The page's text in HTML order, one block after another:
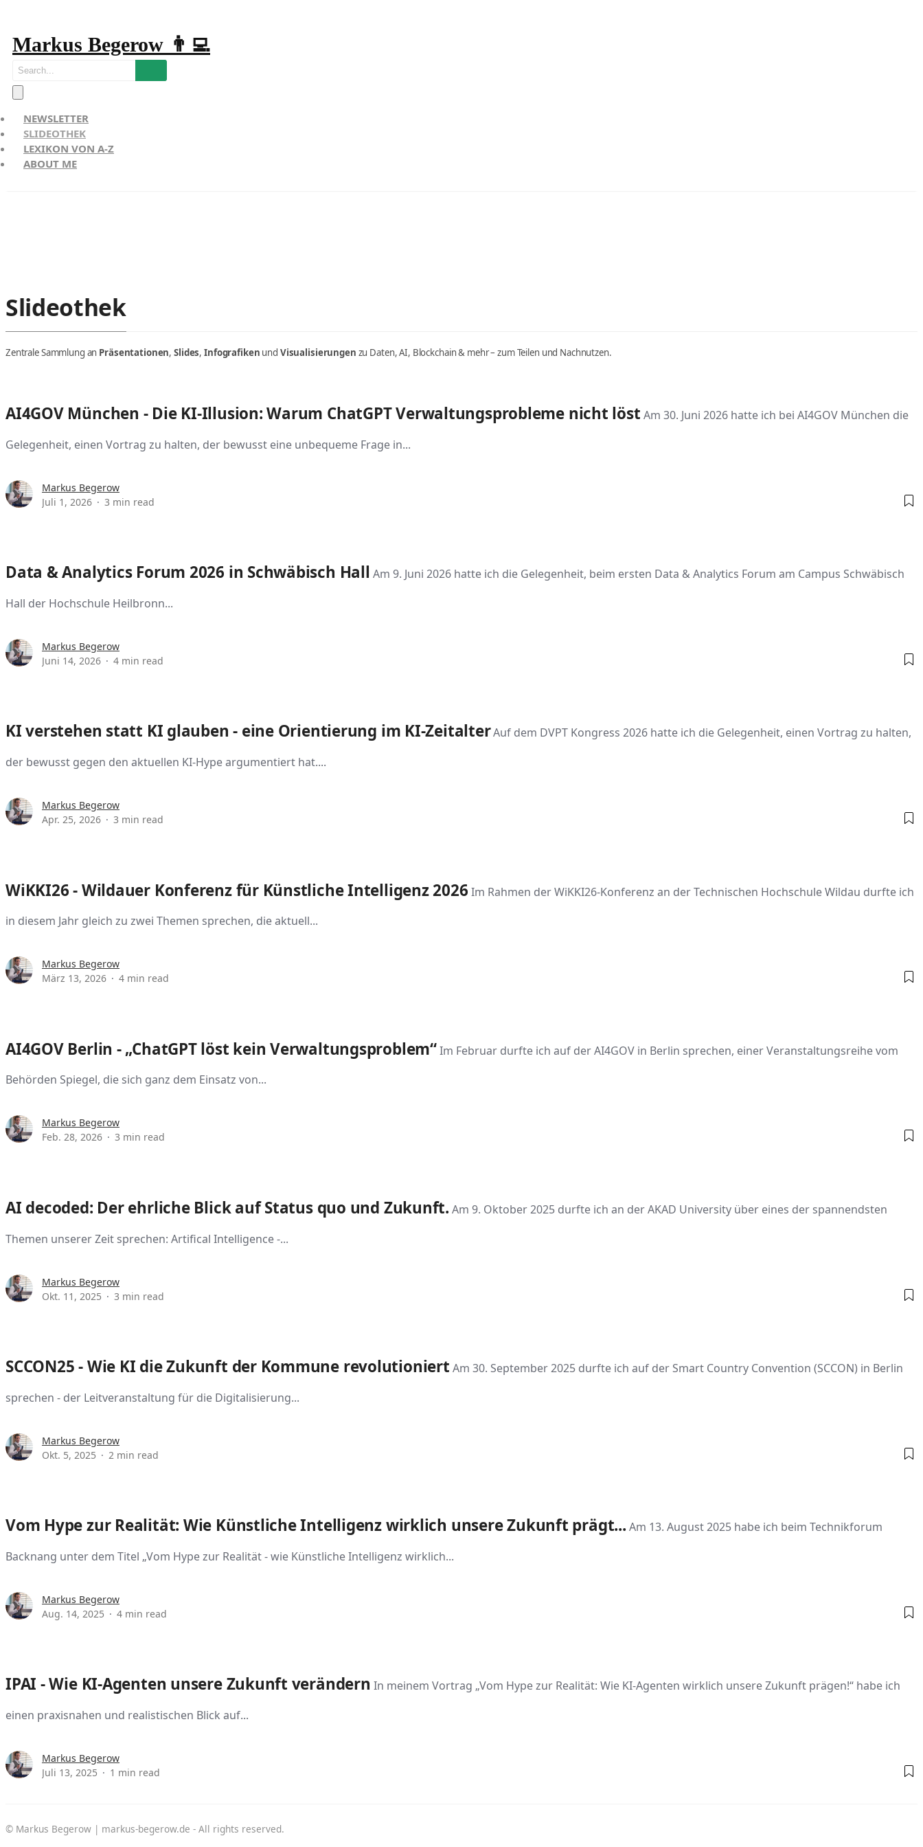
Markus Begerow 👨‍💻
NEWSLETTER
SLIDEOTHEK
LEXIKON VON A-Z
ABOUT ME
Slideothek
Zentrale Sammlung an Präsentationen,Slides,Infografiken und Visualisierungen zu Daten, AI, Blockchain & mehr – zum Teilen und Nachnutzen.
AI4GOV München - Die KI-Illusion: Warum ChatGPT Verwaltungsprobleme nicht löst Am 30. Juni 2026 hatte ich bei AI4GOV München die
Gelegenheit, einen Vortrag zu halten, der bewusst eine unbequeme Frage in...
Markus Begerow
Juli 1, 2026
3 min read
Data & Analytics Forum 2026 in Schwäbisch Hall Am 9. Juni 2026 hatte ich die Gelegenheit, beim ersten Data & Analytics Forum am Campus Schwäbisch
Hall der Hochschule Heilbronn...
Markus Begerow
Juni 14, 2026
4 min read
KI verstehen statt KI glauben - eine Orientierung im KI-ZeitalterAuf dem DVPT Kongress 2026 hatte ich die Gelegenheit, einen Vortrag zu halten,
der bewusst gegen den aktuellen KI-Hype argumentiert hat....
Markus Begerow
Apr. 25, 2026
3 min read
WiKKI26 - Wildauer Konferenz für Künstliche Intelligenz 2026 Im Rahmen der WiKKI26-Konferenz an der Technischen Hochschule Wildau durfte ich
in diesem Jahr gleich zu zwei Themen sprechen, die aktuell...
Markus Begerow
März 13, 2026
4 min read
AI4GOV Berlin - „ChatGPT löst kein Verwaltungsproblem“Im Februar durfte ich auf der AI4GOV in Berlin sprechen, einer Veranstaltungsreihe vom
Behörden Spiegel, die sich ganz dem Einsatz von...
Markus Begerow
Feb. 28, 2026
3 min read
AI decoded: Der ehrliche Blick auf Status quo und Zukunft. Am 9. Oktober 2025 durfte ich an der AKAD University über eines der spannendsten
Themen unserer Zeit sprechen: Artifical Intelligence -...
Markus Begerow
Okt. 11, 2025
3 min read
SCCON25 - Wie KI die Zukunft der Kommune revolutioniert Am 30. September 2025 durfte ich auf der Smart Country Convention (SCCON) in Berlin
sprechen - der Leitveranstaltung für die Digitalisierung...
Markus Begerow
Okt. 5, 2025
2 min read
Vom Hype zur Realität: Wie Künstliche Intelligenz wirklich unsere Zukunft prägt... Am 13. August 2025 habe ich beim Technikforum
Backnang unter dem Titel „Vom Hype zur Realität - wie Künstliche Intelligenz wirklich...
Markus Begerow
Aug. 14, 2025
4 min read
IPAI - Wie KI-Agenten unsere Zukunft verändern In meinem Vortrag „Vom Hype zur Realität: Wie KI-Agenten wirklich unsere Zukunft prägen!“ habe ich
einen praxisnahen und realistischen Blick auf...
Markus Begerow
Juli 13, 2025
1 min read
© Markus Begerow | markus-begerow.de - All rights reserved.